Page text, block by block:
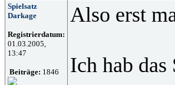
Spielsatz
Darkage
Registrierdatum:
01.03.2005,
13:47
Beiträge: 1846
Also erst
Ich hab